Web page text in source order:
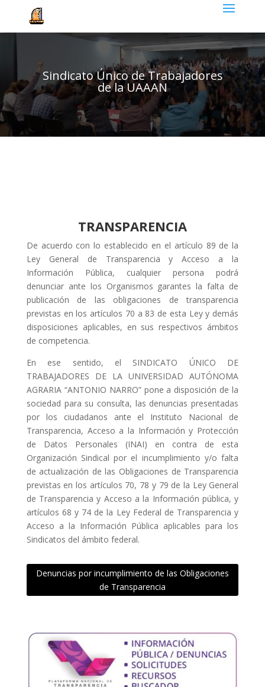
Sindicato Único de Trabajadores
de la UAAAN
TRANSPARENCIA
De acuerdo con lo establecido en el artículo 89 de la
Ley General de Transparencia y Acceso a la
Información Pública, cualquier persona podrá
denunciar ante los Organismos garantes la falta de
publicación de las obligaciones de transparencia
previstas en los artículos 70 a 83 de esta Ley y demás
disposiciones aplicables, en sus respectivos ámbitos
de competencia.
En ese sentido, el SINDICATO ÚNICO DE
TRABAJADORES DE LA UNIVERSIDAD AUTÓNOMA
AGRARIA “ANTONIO NARRO” pone a disposición de la
sociedad para su consulta, las denuncias presentadas
por los ciudadanos ante el Instituto Nacional de
Transparencia, Acceso a la Información y Protección
de Datos Personales (INAI) en contra de esta
Organización Sindical por el incumplimiento y/o falta
de actualización de las Obligaciones de Transparencia
previstas en los artículos 70, 78 y 79 de la Ley General
de Transparencia y Acceso a la Información pública, y
artículos 68 y 74 de la Ley Federal de Transparencia y
Acceso a la Información Pública aplicables para los
Sindicatos del ámbito federal.
Denuncias por incumplimiento de las Obligaciones
de Transparencia